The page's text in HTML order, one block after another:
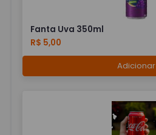
Fanta Uva 350ml
R$ 5,00
Adicionar